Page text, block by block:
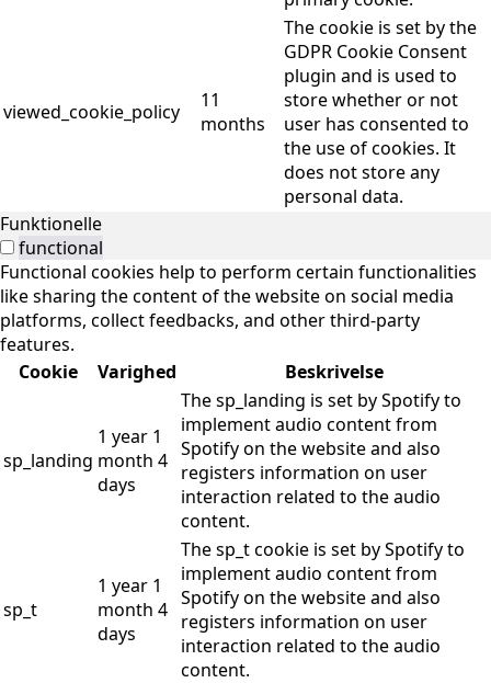
viewed_cookie_policy
11
months
The cookie is set by the
GDPR Cookie Consent
plugin and is used to
store whether or not
user has consented to
the use of cookies. It
does not store any
personal data.
Funktionelle
functional
Functional cookies help to perform certain functionalities
like sharing the content of the website on social media
platforms, collect feedbacks, and other third-party
features.
Cookie
Varighed Beskrivelse
sp_landing
1 year 1
month 4
days
The sp_landing is set by Spotify to
implement audio content from
Spotify on the website and also
registers information on user
interaction related to the audio
content.
sp_t
1 year 1
month 4
days
The sp_t cookie is set by Spotify to
implement audio content from
Spotify on the website and also
registers information on user
interaction related to the audio
content.